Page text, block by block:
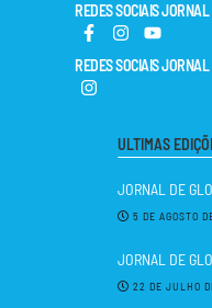
REDES SOCIAIS JORNAL
REDES SOCIAIS
ULTIMAS
JORNAL DE
5 DE AGOSTO
JORNAL DE
22 DE JULHO